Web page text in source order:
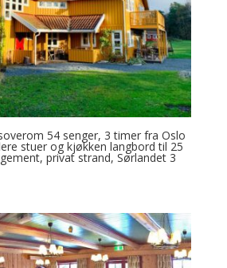
54 senger, 3 timer fra Oslo
stuer og kjøkken langbord til 25
privat strand, Sørlandet 3